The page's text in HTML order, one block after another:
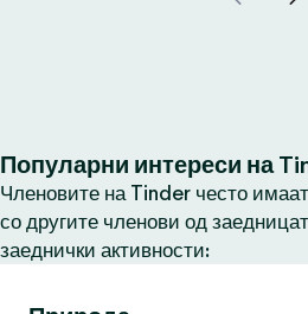
Популарни интереси на
Членовите на Tinder често
со другите членови од
заеднички активности: